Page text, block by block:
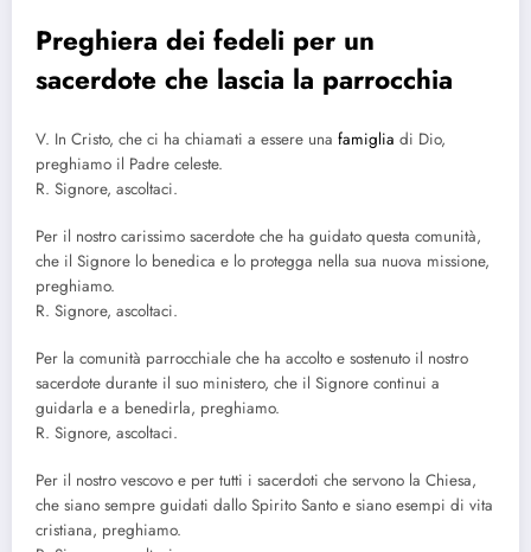
Preghiera dei fedeli per un
sacerdote che lascia la parrocchia
V. In Cristo, che ci ha chiamati a essere una famiglia di Dio,
preghiamo il Padre celeste.
R. Signore, ascoltaci.
Per il nostro carissimo sacerdote che ha guidato questa comunità,
che il Signore lo benedica e lo protegga nella sua nuova missione,
preghiamo.
R. Signore, ascoltaci.
Per la comunità parrocchiale che ha accolto e sostenuto il nostro
sacerdote durante il suo ministero, che il Signore continui a
guidarla e a benedirla, preghiamo.
R. Signore, ascoltaci.
Per il nostro vescovo e per tutti i sacerdoti che servono la Chiesa,
che siano sempre guidati dallo Spirito Santo e siano esempi di vita
cristiana, preghiamo.